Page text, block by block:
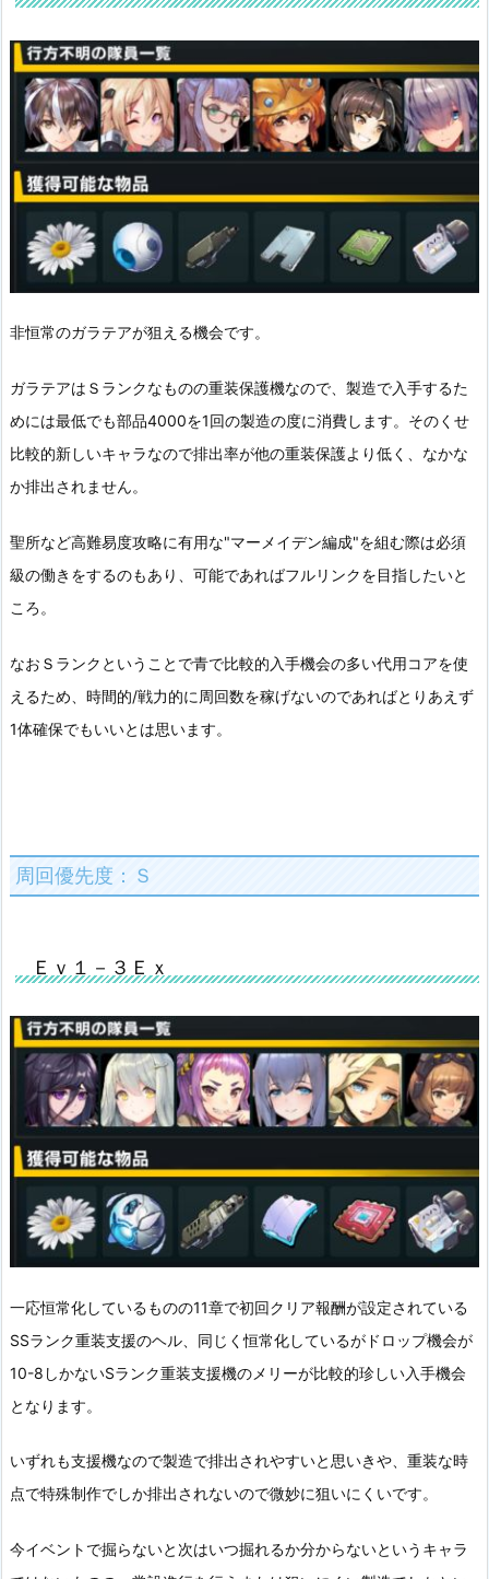
非恒常のガラテアが狙える機会です。
ガラテアはＳランクなものの重装保護機なので、製造で入手するた
めには最低でも部品4000を1回の製造の度に消費します。そのくせ
比較的新しいキャラなので排出率が他の重装保護より低く、なかな
か排出されません。
聖所など高難易度攻略に有用な"マーメイデン編成"を組む際は必須
級の働きをするのもあり、可能であればフルリンクを目指したいと
ころ。
なおＳランクということで青で比較的入手機会の多い代用コアを使
えるため、時間的/戦力的に周回数を稼げないのであればとりあえず
1体確保でもいいとは思います。
周回優先度：Ｓ
Ｅｖ１－３Ｅｘ
一応恒常化しているものの11章で初回クリア報酬が設定されている
SSランク重装支援のヘル、同じく恒常化しているがドロップ機会が
10-8しかないSランク重装支援機のメリーが比較的珍しい入手機会
となります。
いずれも支援機なので製造で排出されやすいと思いきや、重装な時
点で特殊制作でしか排出されないので微妙に狙いにくいです。
今イベントで掘らないと次はいつ掘れるか分からないというキャラ